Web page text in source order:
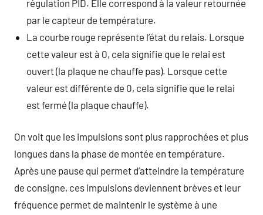
régulation PID. Elle correspond à la valeur retournée
par le capteur de température.
La courbe rouge représente l’état du relais. Lorsque
cette valeur est à 0, cela signifie que le relai est
ouvert (la plaque ne chauffe pas). Lorsque cette
valeur est différente de 0, cela signifie que le relai
est fermé (la plaque chauffe).
On voit que les impulsions sont plus rapprochées et plus
longues dans la phase de montée en température.
Après une pause qui permet d’atteindre la température
de consigne, ces impulsions deviennent brèves et leur
fréquence permet de maintenir le système à une